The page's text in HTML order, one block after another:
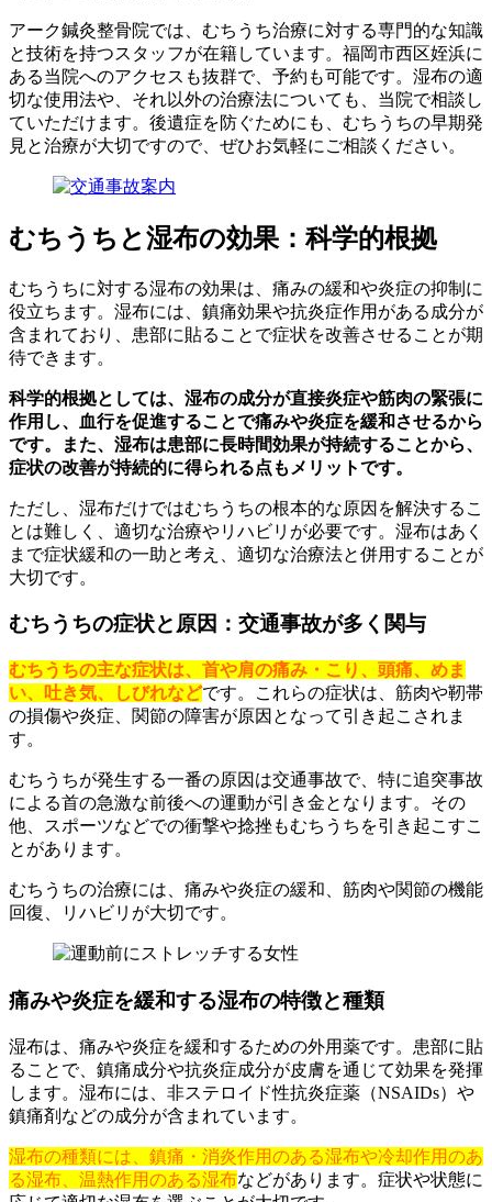
アーク鍼灸整骨院では、むちうち治療に対する専門的な知識
と技術を持つスタッフが在籍しています。福岡市西区姪浜に
ある当院へのアクセスも抜群で、予約も可能です。湿布の適
切な使用法や、それ以外の治療法についても、当院で相談し
ていただけます。後遺症を防ぐためにも、むちうちの早期発
見と治療が大切ですので、ぜひお気軽にご相談ください。
むちうちと湿布の効果：科学的根拠
むちうちに対する湿布の効果は、痛みの緩和や炎症の抑制に
役立ちます。湿布には、鎮痛効果や抗炎症作用がある成分が
含まれており、患部に貼ることで症状を改善させることが期
待できます。
科学的根拠としては、湿布の成分が直接炎症や筋肉の緊張に
作用し、血行を促進することで痛みや炎症を緩和させるから
です。また、湿布は患部に長時間効果が持続することから、
症状の改善が持続的に得られる点もメリットです。
ただし、湿布だけではむちうちの根本的な原因を解決するこ
とは難しく、適切な治療やリハビリが必要です。湿布はあく
まで症状緩和の一助と考え、適切な治療法と併用することが
大切です。
むちうちの症状と原因：交通事故が多く関与
むちうちの主な症状は、首や肩の痛み・こり、頭痛、めま
い、吐き気、しびれなどです。これらの症状は、筋肉や靭帯
の損傷や炎症、関節の障害が原因となって引き起こされま
す。
むちうちが発生する一番の原因は交通事故で、特に追突事故
による首の急激な前後への運動が引き金となります。その
他、スポーツなどでの衝撃や捻挫もむちうちを引き起こすこ
とがあります。
むちうちの治療には、痛みや炎症の緩和、筋肉や関節の機能
回復、リハビリが大切です。
痛みや炎症を緩和する湿布の特徴と種類
湿布は、痛みや炎症を緩和するための外用薬です。患部に貼
ることで、鎮痛成分や抗炎症成分が皮膚を通じて効果を発揮
します。湿布には、非ステロイド性抗炎症薬（NSAIDs）や
鎮痛剤などの成分が含まれています。
湿布の種類には、鎮痛・消炎作用のある湿布や冷却作用のあ
る湿布、温熱作用のある湿布などがあります。症状や状態に